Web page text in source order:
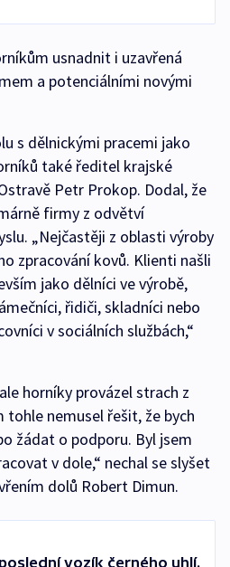
usnadnit i uzavřená
a potenciálními novými
s dělnickými pracemi jako
také ředitel krajské
Petr Prokop. Dodal, že
firmy z odvětví
„Nejčastěji z oblasti výroby
zpracování kovů. Klienti našli
jako dělníci ve výrobě,
řidiči, skladníci nebo
v sociálních službách,“
horníky provázel strach z
tohle nemusel řešit, že bych
žádat o podporu. Byl jsem
v dole,“ nechal se slyšet
dolů Robert Dimun.
vozík černého uhlí.